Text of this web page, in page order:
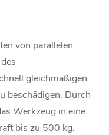
von parallelen
gleichmäßigen
beschädigen. Durch
Werkzeug in eine
bis zu 500 kg.